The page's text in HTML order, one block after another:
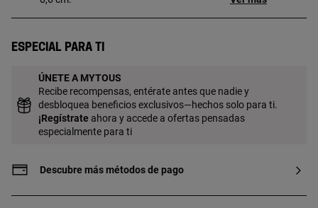
Especial para ti
ÚNETE A MYTOUS
Recibe recompensas, entérate antes que nadie y
desbloquea beneficios exclusivos—hechos solo para ti.
¡Regístrate ahora y accede a ofertas pensadas
especialmente para ti
Descubre más métodos de pago